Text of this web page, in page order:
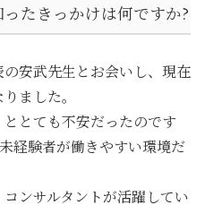
ったきっかけは何ですか?
安武先生とお会いし、現在
ました。
とても不安だったのです
経験者が働きやすい環境だ
ンサルタントが活躍してい